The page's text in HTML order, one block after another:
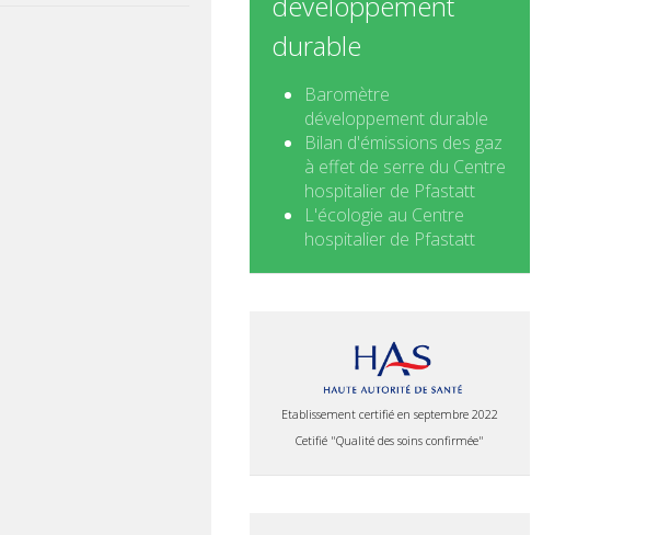
durable
Baromètre
développement durable
Bilan d'émissions des gaz
à effet de serre du Centre
hospitalier de Pfastatt
L'écologie au Centre
hospitalier de Pfastatt
Etablissement certifié en septembre 2022
Cetifié "Qualité des soins confirmée"